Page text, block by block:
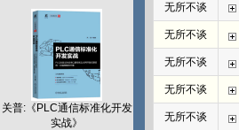
关普:《PLC通信标准化开发
实战》
无所不谈
无所不谈
无所不谈
无所不谈
无所不谈